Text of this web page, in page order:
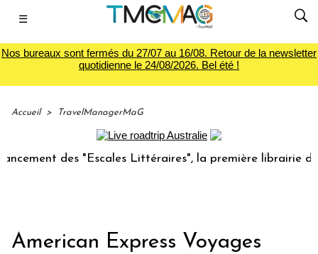
☰
Nos bureaux sont fermés du 27/07 au 16/08. Retour de la newsletter
quotidienne le 24/08/2026. Bel été !
Accueil > TravelManagerMaG
des "Escales Littéraires", la première librairie du
American Express Voyages